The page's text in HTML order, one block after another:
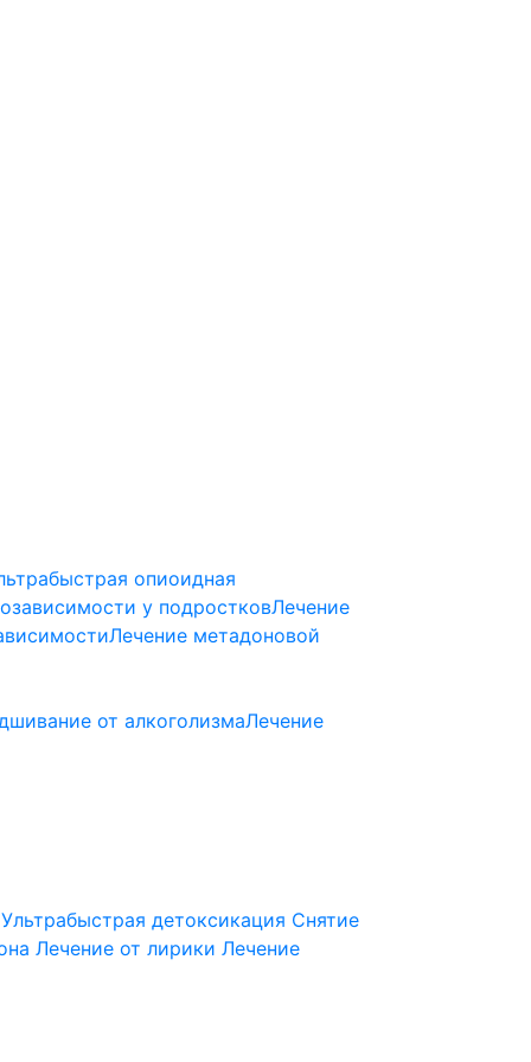
опиоидная
у подростковЛечение
Лечение метадоновой
от алкоголизмаЛечение
Ультрабыстрая детоксикация Снятие
Лечение от лирики Лечение